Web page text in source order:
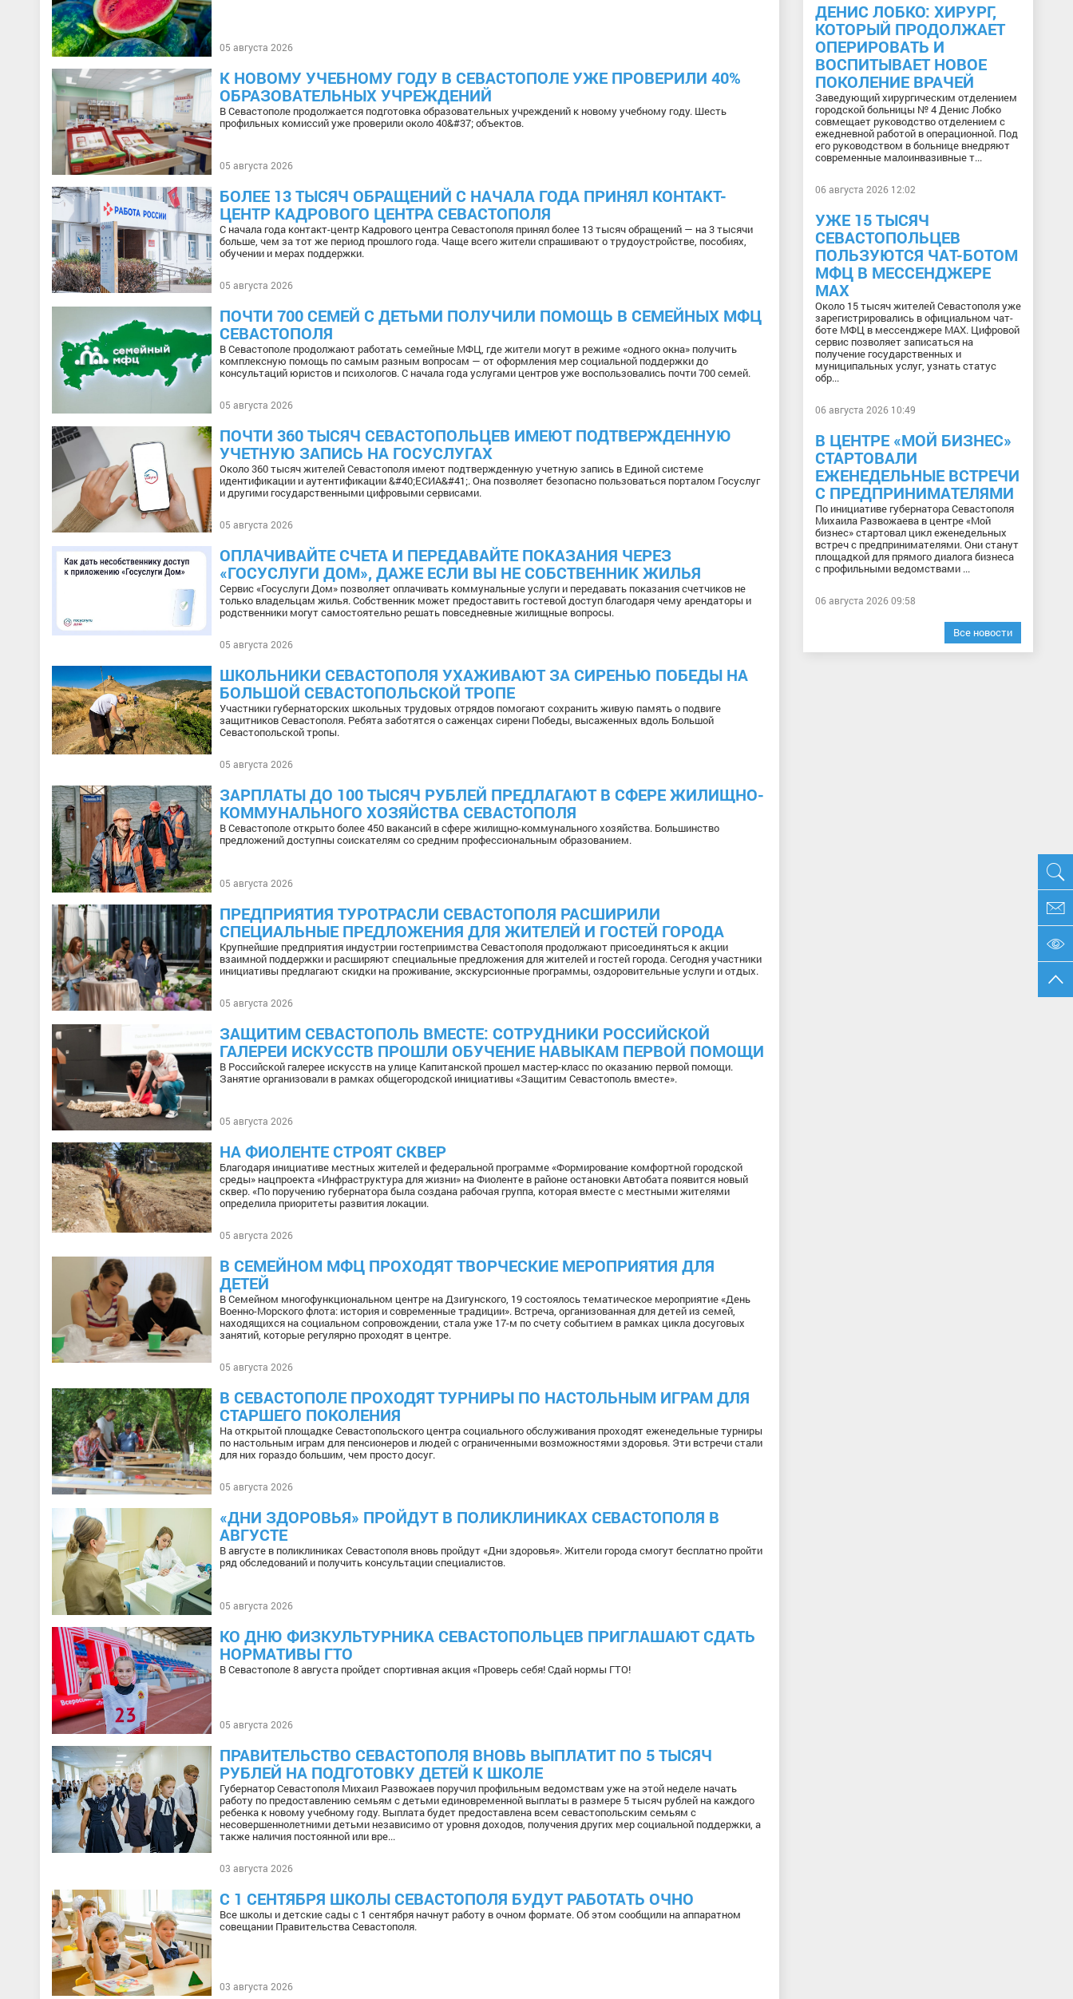
05 августа 2026
К НОВОМУ УЧЕБНОМУ ГОДУ В СЕВАСТОПОЛЕ УЖЕ ПРОВЕРИЛИ 40%
ОБРАЗОВАТЕЛЬНЫХ УЧРЕЖДЕНИЙ
В Севастополе продолжается подготовка образовательных учреждений к новому учебному году. Шесть
профильных комиссий уже проверили около 40&#37; объектов.
05 августа 2026
БОЛЕЕ 13 ТЫСЯЧ ОБРАЩЕНИЙ С НАЧАЛА ГОДА ПРИНЯЛ КОНТАКТ-
ЦЕНТР КАДРОВОГО ЦЕНТРА СЕВАСТОПОЛЯ
С начала года контакт-центр Кадрового центра Севастополя принял более 13 тысяч обращений — на 3 тысячи
больше, чем за тот же период прошлого года. Чаще всего жители спрашивают о трудоустройстве, пособиях,
обучении и мерах поддержки.
05 августа 2026
ПОЧТИ 700 СЕМЕЙ С ДЕТЬМИ ПОЛУЧИЛИ ПОМОЩЬ В СЕМЕЙНЫХ МФЦ
СЕВАСТОПОЛЯ
В Севастополе продолжают работать семейные МФЦ, где жители могут в режиме «одного окна» получить
комплексную помощь по самым разным вопросам — от оформления мер социальной поддержки до
консультаций юристов и психологов. С начала года услугами центров уже воспользовались почти 700 семей.
05 августа 2026
ПОЧТИ 360 ТЫСЯЧ СЕВАСТОПОЛЬЦЕВ ИМЕЮТ ПОДТВЕРЖДЕННУЮ
УЧЕТНУЮ ЗАПИСЬ НА ГОСУСЛУГАХ
Около 360 тысяч жителей Севастополя имеют подтвержденную учетную запись в Единой системе
идентификации и аутентификации &#40;ЕСИА&#41;. Она позволяет безопасно пользоваться порталом Госуслуг
и другими государственными цифровыми сервисами.
05 августа 2026
ОПЛАЧИВАЙТЕ СЧЕТА И ПЕРЕДАВАЙТЕ ПОКАЗАНИЯ ЧЕРЕЗ
«ГОСУСЛУГИ ДОМ», ДАЖЕ ЕСЛИ ВЫ НЕ СОБСТВЕННИК ЖИЛЬЯ
Сервис «Госуслуги Дом» позволяет оплачивать коммунальные услуги и передавать показания счетчиков не
только владельцам жилья. Собственник может предоставить гостевой доступ благодаря чему арендаторы и
родственники могут самостоятельно решать повседневные жилищные вопросы.
05 августа 2026
ШКОЛЬНИКИ СЕВАСТОПОЛЯ УХАЖИВАЮТ ЗА СИРЕНЬЮ ПОБЕДЫ НА
БОЛЬШОЙ СЕВАСТОПОЛЬСКОЙ ТРОПЕ
Участники губернаторских школьных трудовых отрядов помогают сохранить живую память о подвиге
защитников Севастополя. Ребята заботятся о саженцах сирени Победы, высаженных вдоль Большой
Севастопольской тропы.
05 августа 2026
ЗАРПЛАТЫ ДО 100 ТЫСЯЧ РУБЛЕЙ ПРЕДЛАГАЮТ В СФЕРЕ ЖИЛИЩНО-
КОММУНАЛЬНОГО ХОЗЯЙСТВА СЕВАСТОПОЛЯ
В Севастополе открыто более 450 вакансий в сфере жилищно-коммунального хозяйства. Большинство
предложений доступны соискателям со средним профессиональным образованием.
05 августа 2026
ПРЕДПРИЯТИЯ ТУРОТРАСЛИ СЕВАСТОПОЛЯ РАСШИРИЛИ
СПЕЦИАЛЬНЫЕ ПРЕДЛОЖЕНИЯ ДЛЯ ЖИТЕЛЕЙ И ГОСТЕЙ ГОРОДА
Крупнейшие предприятия индустрии гостеприимства Севастополя продолжают присоединяться к акции
взаимной поддержки и расширяют специальные предложения для жителей и гостей города. Сегодня участники
инициативы предлагают скидки на проживание, экскурсионные программы, оздоровительные услуги и отдых.
05 августа 2026
ЗАЩИТИМ СЕВАСТОПОЛЬ ВМЕСТЕ: СОТРУДНИКИ РОССИЙСКОЙ
ГАЛЕРЕИ ИСКУССТВ ПРОШЛИ ОБУЧЕНИЕ НАВЫКАМ ПЕРВОЙ ПОМОЩИ
В Российской галерее искусств на улице Капитанской прошел мастер-класс по оказанию первой помощи.
Занятие организовали в рамках общегородской инициативы «Защитим Севастополь вместе».
05 августа 2026
НА ФИОЛЕНТЕ СТРОЯТ СКВЕР
Благодаря инициативе местных жителей и федеральной программе «Формирование комфортной городской
среды» нацпроекта «Инфраструктура для жизни» на Фиоленте в районе остановки Автобата появится новый
сквер. «По поручению губернатора была создана рабочая группа, которая вместе с местными жителями
определила приоритеты развития локации.
05 августа 2026
В СЕМЕЙНОМ МФЦ ПРОХОДЯТ ТВОРЧЕСКИЕ МЕРОПРИЯТИЯ ДЛЯ
ДЕТЕЙ
В Семейном многофункциональном центре на Дзигунского, 19 состоялось тематическое мероприятие «День
Военно-Морского флота: история и современные традиции». Встреча, организованная для детей из семей,
находящихся на социальном сопровождении, стала уже 17-м по счету событием в рамках цикла досуговых
занятий, которые регулярно проходят в центре.
05 августа 2026
В СЕВАСТОПОЛЕ ПРОХОДЯТ ТУРНИРЫ ПО НАСТОЛЬНЫМ ИГРАМ ДЛЯ
СТАРШЕГО ПОКОЛЕНИЯ
На открытой площадке Севастопольского центра социального обслуживания проходят еженедельные турниры
по настольным играм для пенсионеров и людей с ограниченными возможностями здоровья. Эти встречи стали
для них гораздо большим, чем просто досуг.
05 августа 2026
«ДНИ ЗДОРОВЬЯ» ПРОЙДУТ В ПОЛИКЛИНИКАХ СЕВАСТОПОЛЯ В
АВГУСТЕ
В августе в поликлиниках Севастополя вновь пройдут «Дни здоровья». Жители города смогут бесплатно пройти
ряд обследований и получить консультации специалистов.
05 августа 2026
КО ДНЮ ФИЗКУЛЬТУРНИКА СЕВАСТОПОЛЬЦЕВ ПРИГЛАШАЮТ СДАТЬ
НОРМАТИВЫ ГТО
В Севастополе 8 августа пройдет спортивная акция «Проверь себя! Сдай нормы ГТО!
05 августа 2026
ПРАВИТЕЛЬСТВО СЕВАСТОПОЛЯ ВНОВЬ ВЫПЛАТИТ ПО 5 ТЫСЯЧ
РУБЛЕЙ НА ПОДГОТОВКУ ДЕТЕЙ К ШКОЛЕ
Губернатор Севастополя Михаил Развожаев поручил профильным ведомствам уже на этой неделе начать
работу по предоставлению семьям с детьми единовременной выплаты в размере 5 тысяч рублей на каждого
ребенка к новому учебному году. Выплата будет предоставлена всем севастопольским семьям с
несовершеннолетними детьми независимо от уровня доходов, получения других мер социальной поддержки, а
также наличия постоянной или вре...
03 августа 2026
С 1 СЕНТЯБРЯ ШКОЛЫ СЕВАСТОПОЛЯ БУДУТ РАБОТАТЬ ОЧНО
Все школы и детские сады с 1 сентября начнут работу в очном формате. Об этом сообщили на аппаратном
совещании Правительства Севастополя.
03 августа 2026
ДЕНИС ЛОБКО: ХИРУРГ,
КОТОРЫЙ ПРОДОЛЖАЕТ
ОПЕРИРОВАТЬ И
ВОСПИТЫВАЕТ НОВОЕ
ПОКОЛЕНИЕ ВРАЧЕЙ
Заведующий хирургическим отделением
городской больницы № 4 Денис Лобко
совмещает руководство отделением с
ежедневной работой в операционной. Под
его руководством в больнице внедряют
современные малоинвазивные т...
06 августа 2026 12:02
УЖЕ 15 ТЫСЯЧ
СЕВАСТОПОЛЬЦЕВ
ПОЛЬЗУЮТСЯ ЧАТ-БОТОМ
МФЦ В МЕССЕНДЖЕРЕ
МАХ
Около 15 тысяч жителей Севастополя уже
зарегистрировались в официальном чат-
боте МФЦ в мессенджере МАХ. Цифровой
сервис позволяет записаться на
получение государственных и
муниципальных услуг, узнать статус
обр...
06 августа 2026 10:49
В ЦЕНТРЕ «МОЙ БИЗНЕС»
СТАРТОВАЛИ
ЕЖЕНЕДЕЛЬНЫЕ ВСТРЕЧИ
С ПРЕДПРИНИМАТЕЛЯМИ
По инициативе губернатора Севастополя
Михаила Развожаева в центре «Мой
бизнес» стартовал цикл еженедельных
встреч с предпринимателями. Они станут
площадкой для прямого диалога бизнеса
с профильными ведомствами ...
06 августа 2026 09:58
Все новости